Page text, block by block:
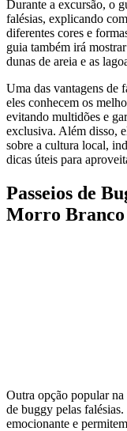
Durante a excursão, o
falésias, explicando
diferentes cores e
guia também irá
dunas de areia e as
Uma das vantagens de
eles conhecem os
evitando multidões e
exclusiva. Além disso,
sobre a cultura local,
dicas úteis para
Passeios de
Morro Branco
Outra opção popular
de buggy pelas
emocionante e